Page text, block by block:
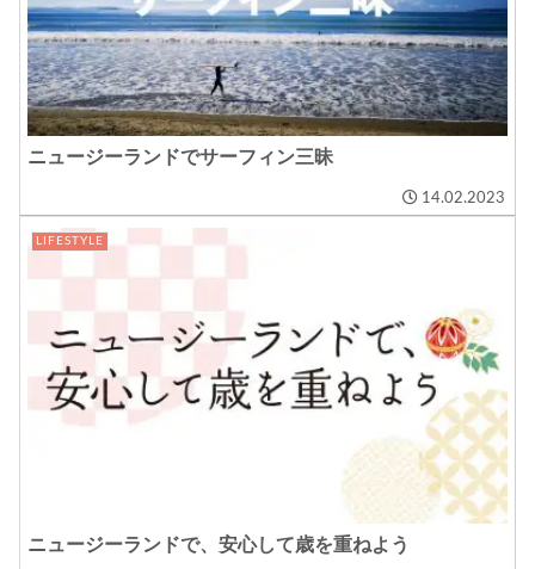
ニュージーランドでサーフィン三昧
14.02.2023
LIFESTYLE
ニュージーランドで、安心して歳を重ねよう